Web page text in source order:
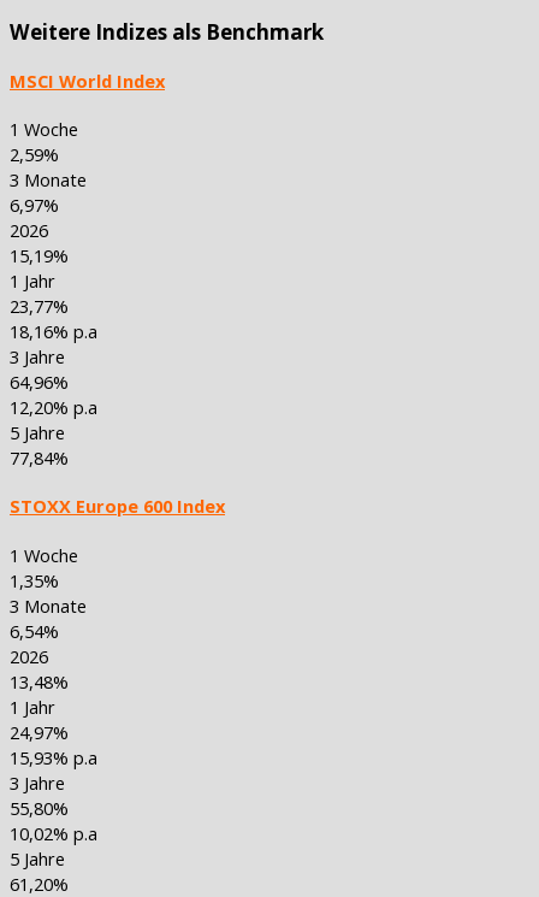
Weitere Indizes als Benchmark
MSCI World Index
1 Woche
2,59%
3 Monate
6,97%
2026
15,19%
1 Jahr
23,77%
18,16% p.a
3 Jahre
64,96%
12,20% p.a
5 Jahre
77,84%
STOXX Europe 600 Index
1 Woche
1,35%
3 Monate
6,54%
2026
13,48%
1 Jahr
24,97%
15,93% p.a
3 Jahre
55,80%
10,02% p.a
5 Jahre
61,20%